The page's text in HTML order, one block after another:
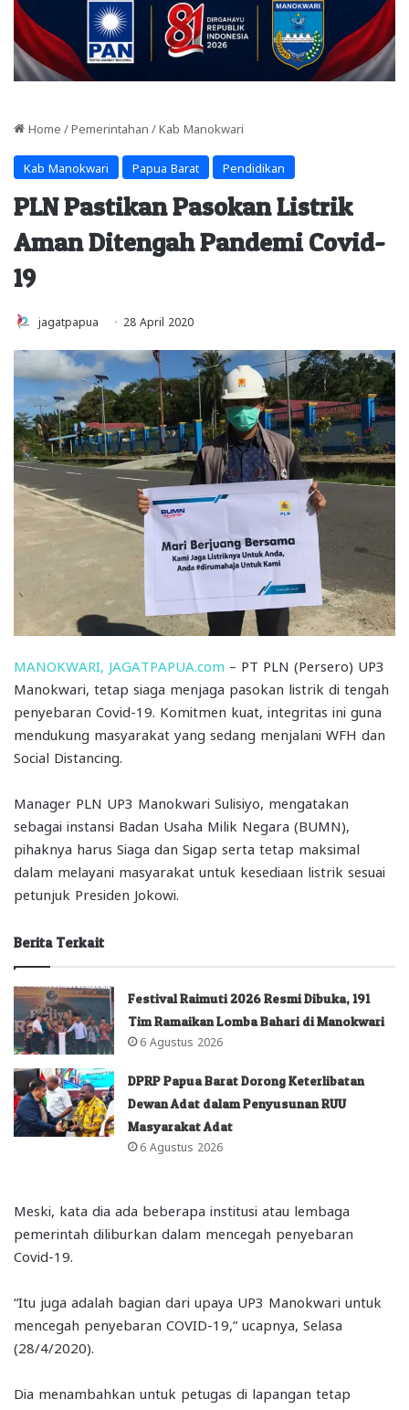
Home / Pemerintahan / Kab Manokwari
Kab Manokwari Papua Barat Pendidikan
PLN Pastikan Pasokan Listrik
Aman Ditengah Pandemi Covid-
19
jagatpapua 28 April 2020
MANOKWARI, JAGATPAPUA.com – PT PLN (Persero) UP3
Manokwari, tetap siaga menjaga pasokan listrik di tengah
penyebaran Covid-19. Komitmen kuat, integritas ini guna
mendukung masyarakat yang sedang menjalani WFH dan
Social Distancing.
Manager PLN UP3 Manokwari Sulisiyo, mengatakan
sebagai instansi Badan Usaha Milik Negara (BUMN),
pihaknya harus Siaga dan Sigap serta tetap maksimal
dalam melayani masyarakat untuk kesediaan listrik sesuai
petunjuk Presiden Jokowi.
Berita Terkait
Festival Raimuti 2026 Resmi Dibuka, 191
Tim Ramaikan Lomba Bahari di Manokwari
6 Agustus 2026
DPRP Papua Barat Dorong Keterlibatan
Dewan Adat dalam Penyusunan RUU
Masyarakat Adat
6 Agustus 2026
Meski, kata dia ada beberapa institusi atau lembaga
pemerintah diliburkan dalam mencegah penyebaran
Covid-19.
“Itu juga adalah bagian dari upaya UP3 Manokwari untuk
mencegah penyebaran COVID-19,” ucapnya, Selasa
(28/4/2020).
Dia menambahkan untuk petugas di lapangan tetap